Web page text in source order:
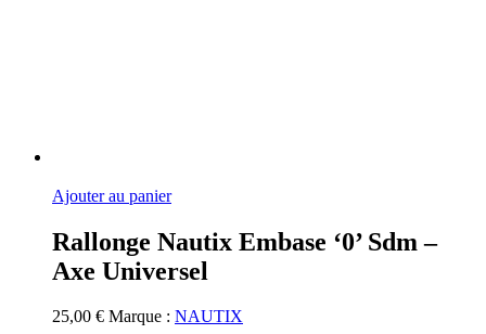
Ajouter au panier
Rallonge Nautix Embase ‘0’ Sdm –
Axe Universel
25,00 € Marque : NAUTIX